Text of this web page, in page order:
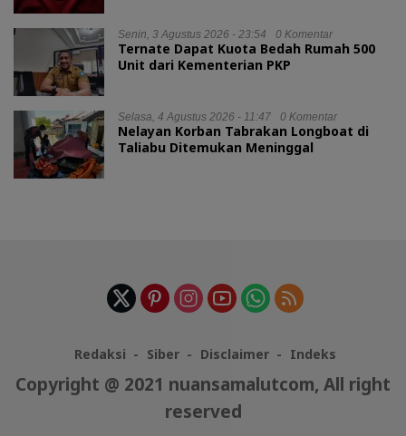
Senin, 3 Agustus 2026 - 23:54 0 Komentar
Ternate Dapat Kuota Bedah Rumah 500
Unit dari Kementerian PKP
Selasa, 4 Agustus 2026 - 11:47 0 Komentar
Nelayan Korban Tabrakan Longboat di
Taliabu Ditemukan Meninggal
Redaksi Siber Disclaimer Indeks
Copyright @ 2021 nuansamalutcom, All right
reserved